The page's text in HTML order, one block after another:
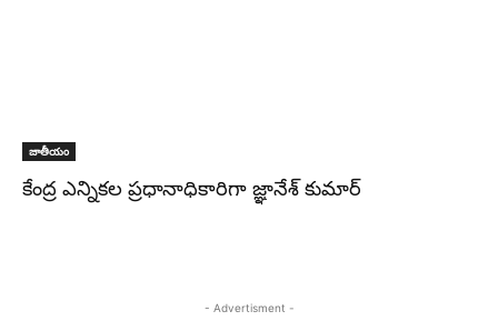
జాతీయం
కేంద్ర ఎన్నికల ప్రధానాధికారిగా జ్ఞానేశ్‌ కుమార్‌
- Advertisment -